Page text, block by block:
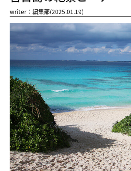
writer：編集部(2025.01.19)